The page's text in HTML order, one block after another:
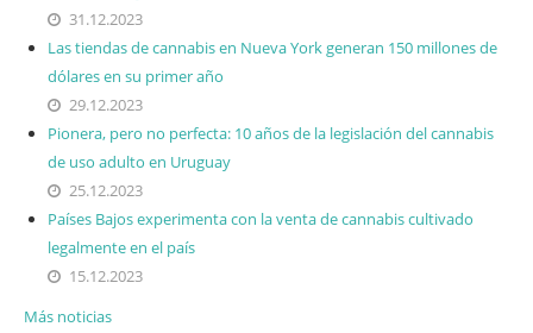
31.12.2023
Las tiendas de cannabis en Nueva York generan 150 millones de
dólares en su primer año
29.12.2023
Pionera, pero no perfecta: 10 años de la legislación del cannabis
de uso adulto en Uruguay
25.12.2023
Países Bajos experimenta con la venta de cannabis cultivado
legalmente en el país
15.12.2023
Más noticias